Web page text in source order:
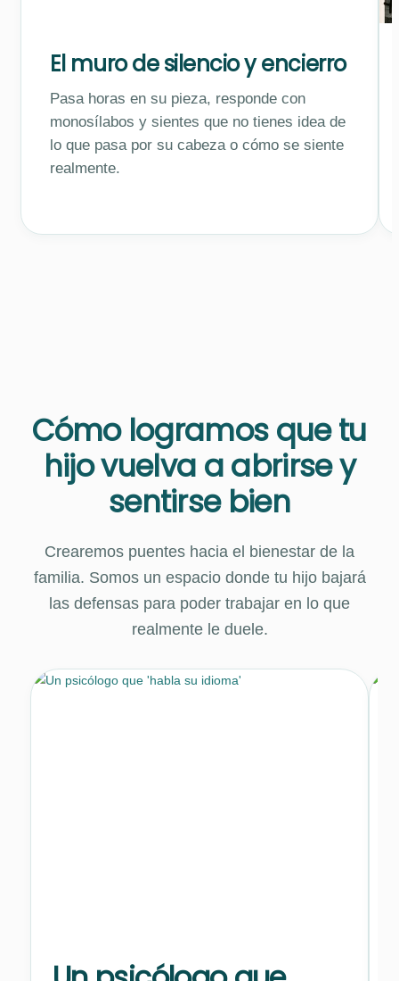
El muro de silencio y encierro
Pasa horas en su pieza, responde con
monosílabos y sientes que no tienes idea de
lo que pasa por su cabeza o cómo se siente
realmente.
Cómo logramos que tu
hijo vuelva a abrirse y
sentirse bien
Crearemos puentes hacia el bienestar de la
familia. Somos un espacio donde tu hijo bajará
las defensas para poder trabajar en lo que
realmente le duele.